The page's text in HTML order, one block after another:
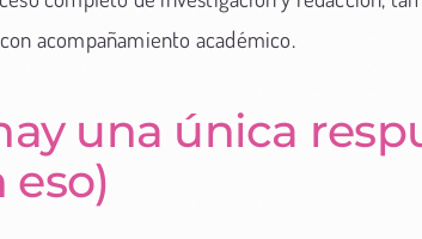
con acompañamiento académico.
una única